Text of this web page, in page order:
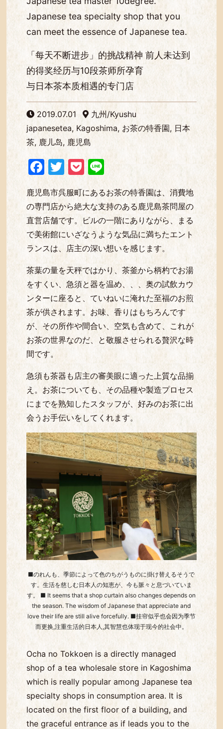
Japanese tea specialty shop that you
can meet the essence of Japanese tea.
「每天不断进步」的挑战精神 前人未达到
的得奖经历与10段茶师所孕育
与日本茶本质相遇的专门店
2019.07.01
九州/Kyushu
japanesetea, Kagoshima, お茶の特香園, 日本
茶, 鹿儿岛, 鹿児島
Facebook
Twitter
Pocket
Line
鹿児島市呉服町にあるお茶の特香園は、消費地
の専門店から絶大な支持のある鹿児島茶問屋の
直営店舗です。ビルの一階にありながら、まる
で美術館にいざなうような気品に満ちたエント
ランスは、店主の深い想いを感じます。
茶葉の量を天秤ではかり、茶釜から柄杓でお湯
をすくい、急須と器を温め、、、奥の試飲カウ
ンターに座ると、ていねいに淹れた至福のお煎
茶が供されます。お味、香りはもちろんです
が、その所作や間合い、空気も含めて、これが
お茶の世界なのだ、と敬服させられる贅沢な時
間です。
急須も茶器も店主の審美眼に適った上質な品揃
え。お茶についても、その品種や製造プロセス
にまでを熟知したスタッフが、好みのお茶に出
会うお手伝いをしてくれます。
■のれんも、季節によって色のちがうものに掛け替えるそうで
す。生活を慈しむ日本人の知恵が、今も脈々と息づいていま
す。 ■ It seems that a shop curtain also changes depends on
the season. The wisdom of Japanese that appreciate and
love their life are still alive forcefully. ■挂帘似乎也会因为季节
而更换,注重生活的日本人,其智慧也体现于现今的社会中。
Ocha no Tokkoen is a directly managed
shop of a tea wholesale store in Kagoshima
which is really popular among Japanese tea
specialty shops in consumption area. It is
located on the first floor of a building, and
the graceful entrance as if leads you to the